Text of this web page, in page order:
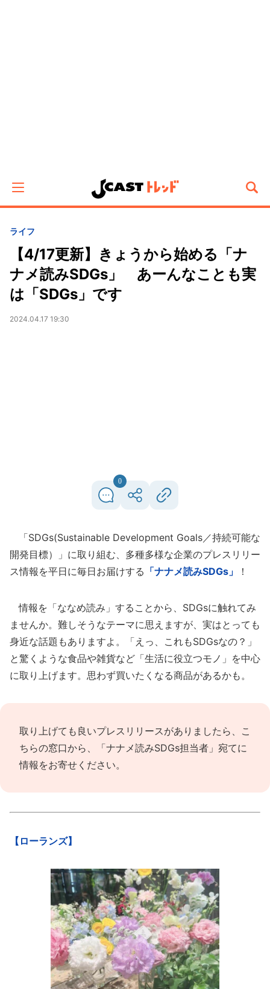
ライフ
【4/17更新】きょうから始める「ナ
ナメ読みSDGs」 あーんなことも実
は「SDGs」です
2024.04.17 19:30
0
「SDGs(Sustainable Development Goals／持続可能な
開発目標）」に取り組む、多種多様な企業のプレスリリー
ス情報を平日に毎日お届けする 「ナナメ読みSDGs」 ！
情報を「ななめ読み」することから、SDGsに触れてみ
ませんか。難しそうなテーマに思えますが、実はとっても
身近な話題もありますよ。「えっ、これもSDGsなの？」
と驚くような食品や雑貨など「生活に役立つモノ」を中心
に取り上げます。思わず買いたくなる商品があるかも。
取り上げても良いプレスリリースがありましたら、 こ
ちらの窓口から、「ナナメ読みSDGs担当者」宛てに
情報をお寄せください。
【ローランズ】